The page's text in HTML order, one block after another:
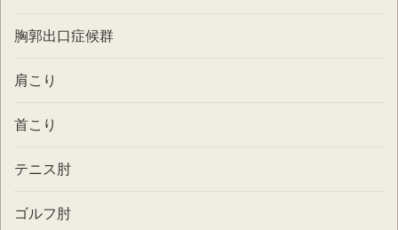
胸郭出口症候群
肩こり
首こり
テニス肘
ゴルフ肘